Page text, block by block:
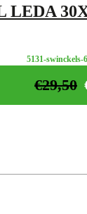
LEDA
5131-swinckels-
€29,50